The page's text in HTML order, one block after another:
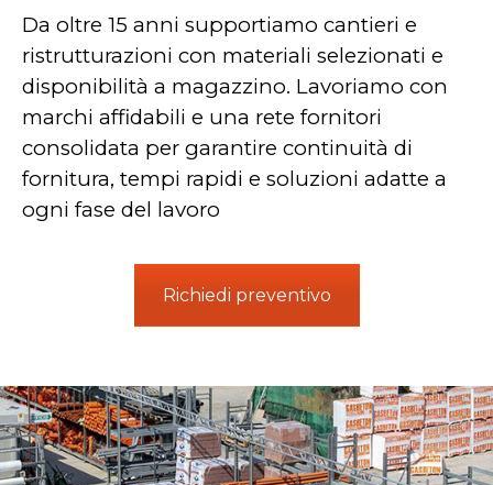
Da oltre 15 anni supportiamo cantieri e
ristrutturazioni con materiali selezionati e
disponibilità a magazzino. Lavoriamo con
marchi affidabili e una rete fornitori
consolidata per garantire continuità di
fornitura, tempi rapidi e soluzioni adatte a
ogni fase del lavoro
Richiedi preventivo